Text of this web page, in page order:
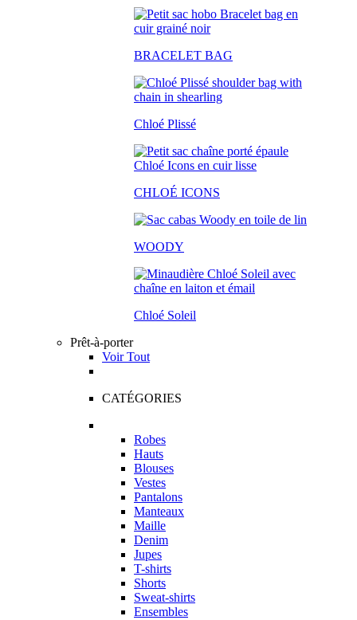
BRACELET BAG
Chloé Plissé
CHLOÉ ICONS
WOODY
Chloé Soleil
Prêt-à-porter
Voir Tout
CATÉGORIES
Robes
Hauts
Blouses
Vestes
Pantalons
Manteaux
Maille
Denim
Jupes
T-shirts
Shorts
Sweat-shirts
Ensembles